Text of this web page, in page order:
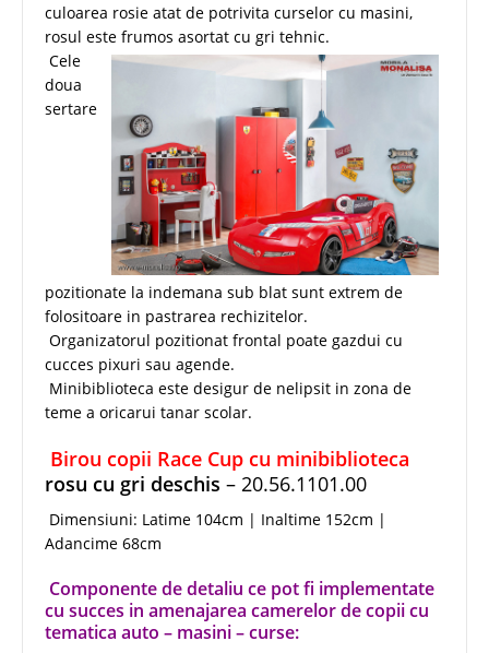
culoarea rosie atat de potrivita curselor cu masini,
rosul este frumos asortat cu gri tehnic.
Cele
doua
sertare
pozitionate la indemana sub blat sunt extrem de
folositoare in pastrarea rechizitelor.
Organizatorul pozitionat frontal poate gazdui cu
cucces pixuri sau agende.
Minibiblioteca este desigur de nelipsit in zona de
teme a oricarui tanar scolar.
Birou copii Race Cup cu minibiblioteca
rosu cu gri deschis – 20.56.1101.00
Dimensiuni: Latime 104cm | Inaltime 152cm |
Adancime 68cm
Componente de detaliu ce pot fi implementate
cu succes in amenajarea camerelor de copii cu
tematica auto – masini – curse: